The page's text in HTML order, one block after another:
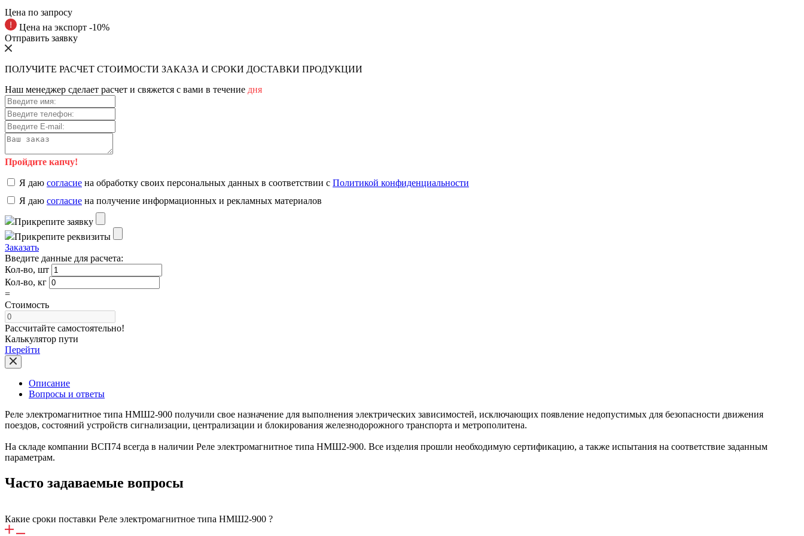
Цена по запросу
Цена на экспорт -10%
Отправить заявку
ПОЛУЧИТЕ РАСЧЕТ СТОИМОСТИ ЗАКАЗА И СРОКИ ДОСТАВКИ ПРОДУКЦИИ
Наш менеджер сделает расчет и свяжется с вами в течение дня
Пройдите капчу!
Я даю согласие на обработку своих персональных данных в соответствии с Политикой конфиденциальности
Я даю согласие на получение информационных и рекламных материалов
Прикрепите заявку
Прикрепите реквизиты
Заказать
Введите данные для расчета:
Кол-во, шт
Кол-во, кг
=
Стоимость
Рассчитайте самостоятельно!
Калькулятор пути
Перейти
Описание
Вопросы и ответы
Реле электромагнитное типа НМШ2-900 получили свое назначение для выполнения электрических зависимостей, исключающих появление недопустимых для безопасности движения
поездов, состояний устройств сигнализации, централизации и блокирования железнодорожного транспорта и метрополитена.
На складе компании ВСП74 всегда в наличии Реле электромагнитное типа НМШ2-900. Все изделия прошли необходимую сертификацию, а также испытания на соответствие заданным
параметрам.
Часто задаваемые вопросы
Какие сроки поставки Реле электромагнитное типа НМШ2-900 ?